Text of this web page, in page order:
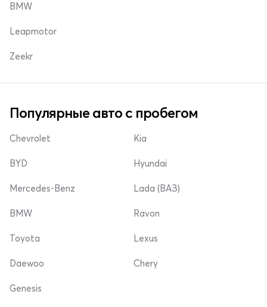
BMW
Leapmotor
Zeekr
Популярные авто с пробегом
Chevrolet
BYD
Mercedes-Benz
Kia
Hyundai
Lada (ВАЗ)
BMW
Toyota
Daewoo
Ravon
Lexus
Chery
Genesis